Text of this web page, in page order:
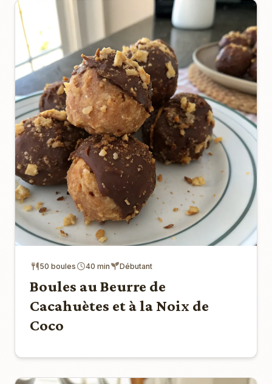
50 boules 40 min Débutant
Boules au Beurre de
Cacahuètes et à la Noix de
Coco